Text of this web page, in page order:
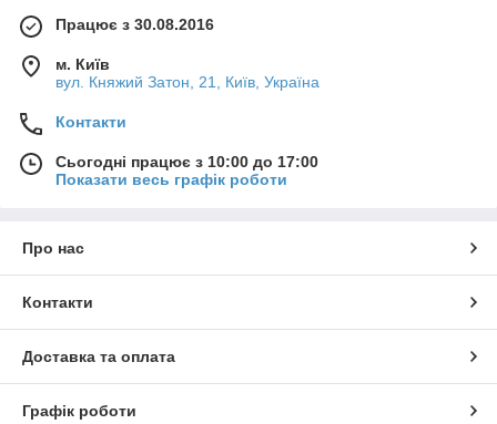
Працює з 30.08.2016
м. Київ
вул. Княжий Затон, 21, Київ, Україна
Контакти
Сьогодні працює з 10:00 до 17:00
Показати весь графік роботи
Про нас
Контакти
Доставка та оплата
Графік роботи